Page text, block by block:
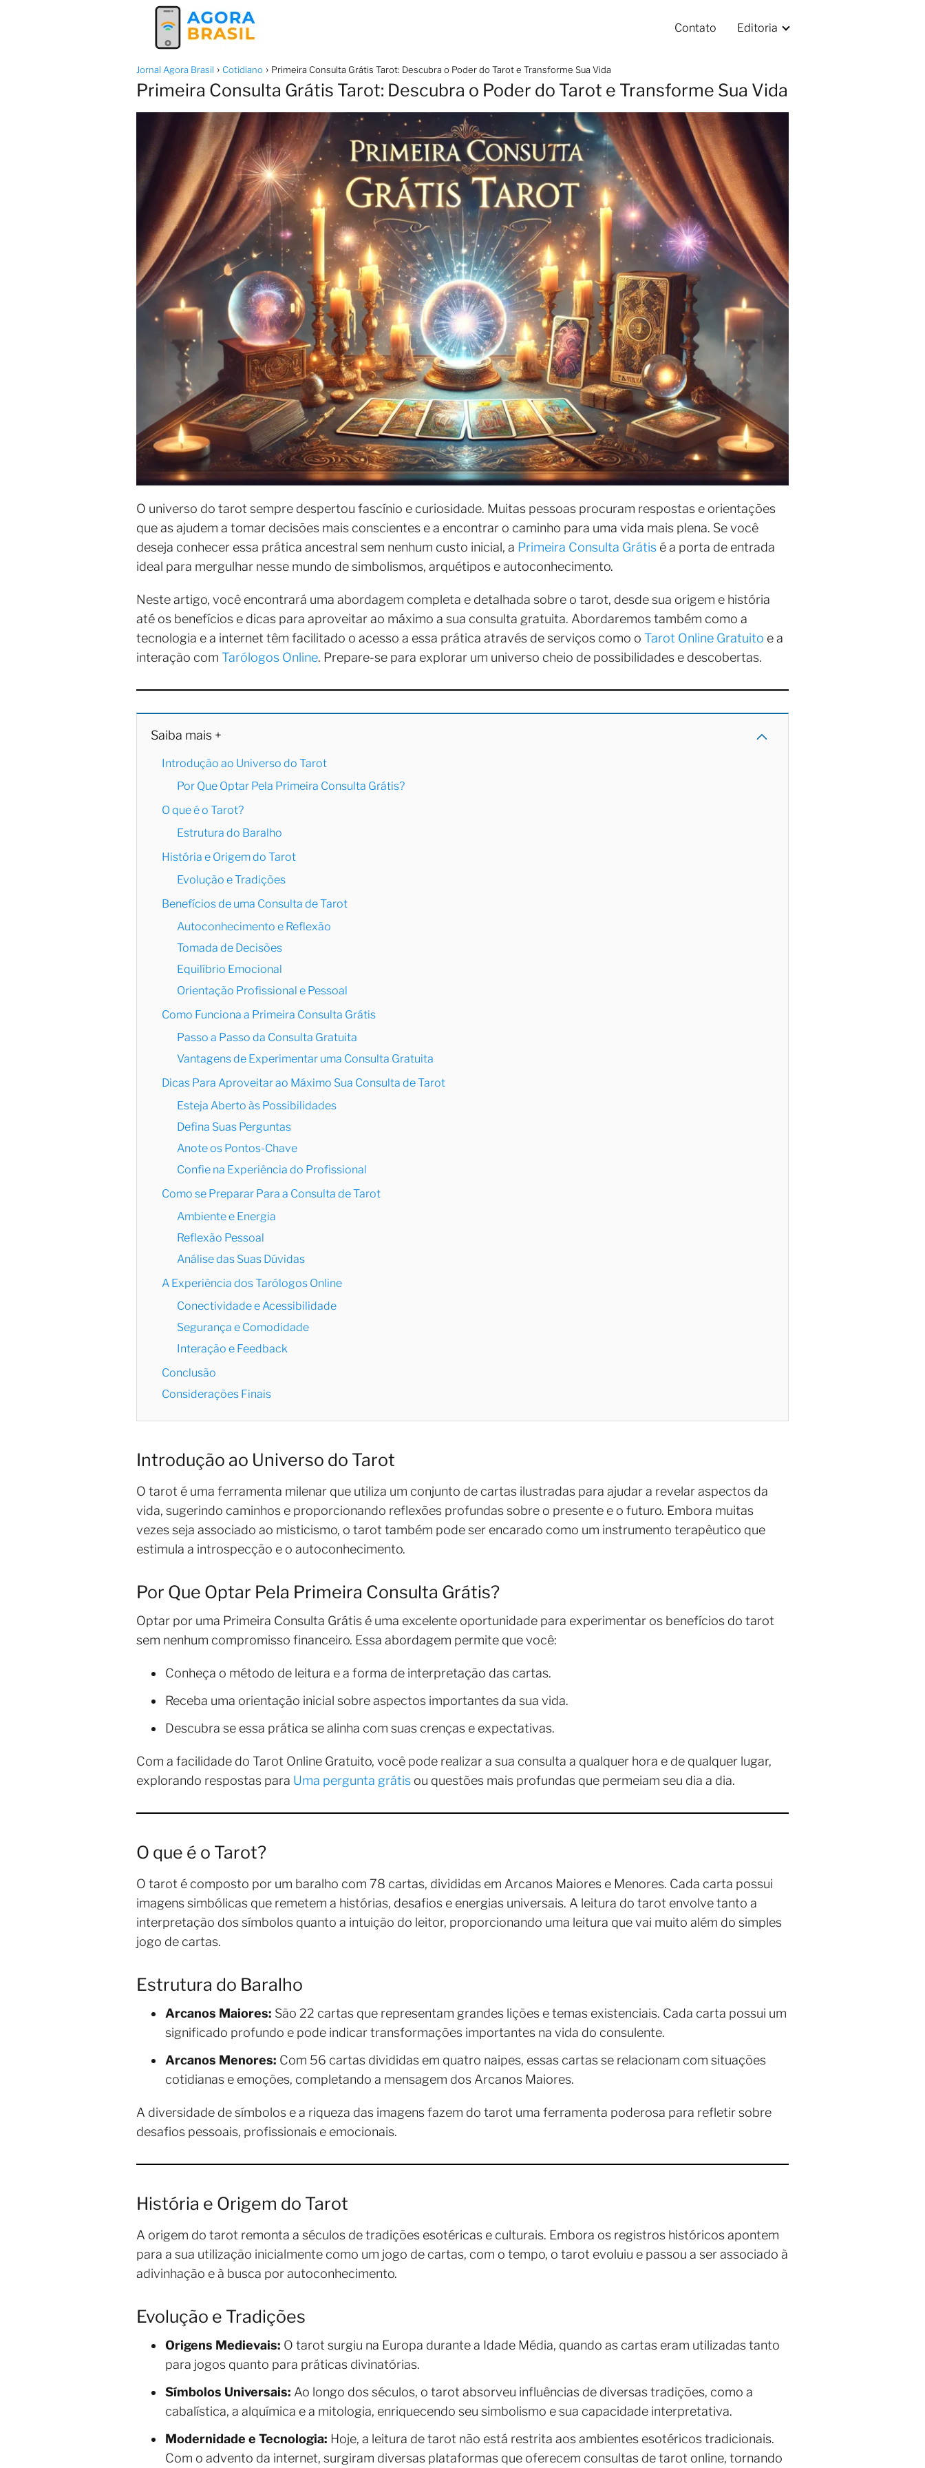
Contato Editoria
Jornal Agora Brasil Cotidiano Primeira Consulta Grátis Tarot: Descubra o Poder do Tarot e Transforme Sua Vida
Primeira Consulta Grátis Tarot: Descubra o Poder do Tarot e Transforme Sua Vida
O universo do tarot sempre despertou fascínio e curiosidade. Muitas pessoas procuram respostas e orientações
que as ajudem a tomar decisões mais conscientes e a encontrar o caminho para uma vida mais plena. Se você
deseja conhecer essa prática ancestral sem nenhum custo inicial, a Primeira Consulta Grátis é a porta de entrada
ideal para mergulhar nesse mundo de simbolismos, arquétipos e autoconhecimento.
Neste artigo, você encontrará uma abordagem completa e detalhada sobre o tarot, desde sua origem e história
até os benefícios e dicas para aproveitar ao máximo a sua consulta gratuita. Abordaremos também como a
tecnologia e a internet têm facilitado o acesso a essa prática através de serviços como o Tarot Online Gratuito e a
interação com Tarólogos Online. Prepare-se para explorar um universo cheio de possibilidades e descobertas.
Saiba mais +
Introdução ao Universo do Tarot
Por Que Optar Pela Primeira Consulta Grátis?
O que é o Tarot?
Estrutura do Baralho
História e Origem do Tarot
Evolução e Tradições
Benefícios de uma Consulta de Tarot
Autoconhecimento e Reflexão
Tomada de Decisões
Equilíbrio Emocional
Orientação Profissional e Pessoal
Como Funciona a Primeira Consulta Grátis
Passo a Passo da Consulta Gratuita
Vantagens de Experimentar uma Consulta Gratuita
Dicas Para Aproveitar ao Máximo Sua Consulta de Tarot
Esteja Aberto às Possibilidades
Defina Suas Perguntas
Anote os Pontos-Chave
Confie na Experiência do Profissional
Como se Preparar Para a Consulta de Tarot
Ambiente e Energia
Reflexão Pessoal
Análise das Suas Dúvidas
A Experiência dos Tarólogos Online
Conectividade e Acessibilidade
Segurança e Comodidade
Interação e Feedback
Conclusão
Considerações Finais
Introdução ao Universo do Tarot
O tarot é uma ferramenta milenar que utiliza um conjunto de cartas ilustradas para ajudar a revelar aspectos da
vida, sugerindo caminhos e proporcionando reflexões profundas sobre o presente e o futuro. Embora muitas
vezes seja associado ao misticismo, o tarot também pode ser encarado como um instrumento terapêutico que
estimula a introspecção e o autoconhecimento.
Por Que Optar Pela Primeira Consulta Grátis?
Optar por uma Primeira Consulta Grátis é uma excelente oportunidade para experimentar os benefícios do tarot
sem nenhum compromisso financeiro. Essa abordagem permite que você:
Conheça o método de leitura e a forma de interpretação das cartas.
Receba uma orientação inicial sobre aspectos importantes da sua vida.
Descubra se essa prática se alinha com suas crenças e expectativas.
Com a facilidade do Tarot Online Gratuito, você pode realizar a sua consulta a qualquer hora e de qualquer lugar,
explorando respostas para Uma pergunta grátis ou questões mais profundas que permeiam seu dia a dia.
O que é o Tarot?
O tarot é composto por um baralho com 78 cartas, divididas em Arcanos Maiores e Menores. Cada carta possui
imagens simbólicas que remetem a histórias, desafios e energias universais. A leitura do tarot envolve tanto a
interpretação dos símbolos quanto a intuição do leitor, proporcionando uma leitura que vai muito além do simples
jogo de cartas.
Estrutura do Baralho
Arcanos Maiores: São 22 cartas que representam grandes lições e temas existenciais. Cada carta possui um
significado profundo e pode indicar transformações importantes na vida do consulente.
Arcanos Menores: Com 56 cartas divididas em quatro naipes, essas cartas se relacionam com situações
cotidianas e emoções, completando a mensagem dos Arcanos Maiores.
A diversidade de símbolos e a riqueza das imagens fazem do tarot uma ferramenta poderosa para refletir sobre
desafios pessoais, profissionais e emocionais.
História e Origem do Tarot
A origem do tarot remonta a séculos de tradições esotéricas e culturais. Embora os registros históricos apontem
para a sua utilização inicialmente como um jogo de cartas, com o tempo, o tarot evoluiu e passou a ser associado à
adivinhação e à busca por autoconhecimento.
Evolução e Tradições
Origens Medievais: O tarot surgiu na Europa durante a Idade Média, quando as cartas eram utilizadas tanto
para jogos quanto para práticas divinatórias.
Símbolos Universais: Ao longo dos séculos, o tarot absorveu influências de diversas tradições, como a
cabalística, a alquímica e a mitologia, enriquecendo seu simbolismo e sua capacidade interpretativa.
Modernidade e Tecnologia: Hoje, a leitura de tarot não está restrita aos ambientes esotéricos tradicionais.
Com o advento da internet, surgiram diversas plataformas que oferecem consultas de tarot online, tornando